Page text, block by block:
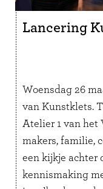
Lancering
Woensdag 26
van Kunstklets.
Atelier 1 van het
makers, familie,
een kijkje achter
kennismaking